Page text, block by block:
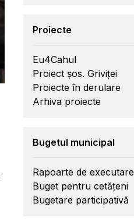
Proiecte
Eu4Cahul
Proiect șos. Griviței
Proiecte în derulare
Arhiva proiecte
Bugetul municipal
Rapoarte de executare
Buget pentru cetățeni
Bugetare participativă